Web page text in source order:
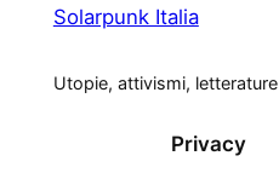
Solarpunk Italia
Utopie, attivismi, letterature
Privacy